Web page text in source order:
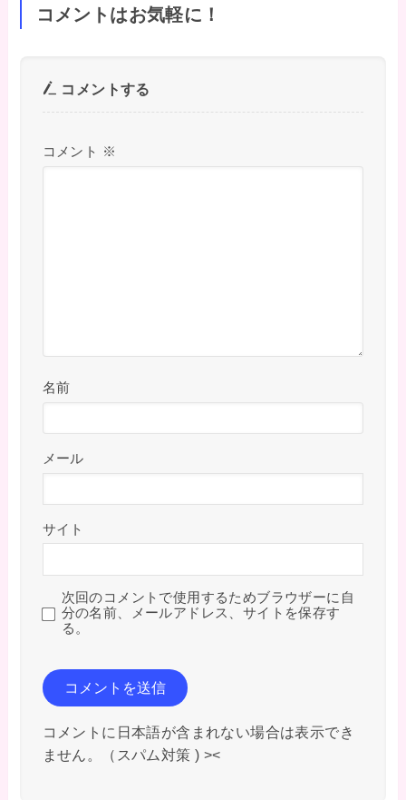
コメントはお気軽に！
コメントする
コメント ※
名前
メール
サイト
次回のコメントで使用するためブラウザーに自
分の名前、メールアドレス、サイトを保存す
る。
コメントに日本語が含まれない場合は表示でき
ません。（スパム対策 ) ><